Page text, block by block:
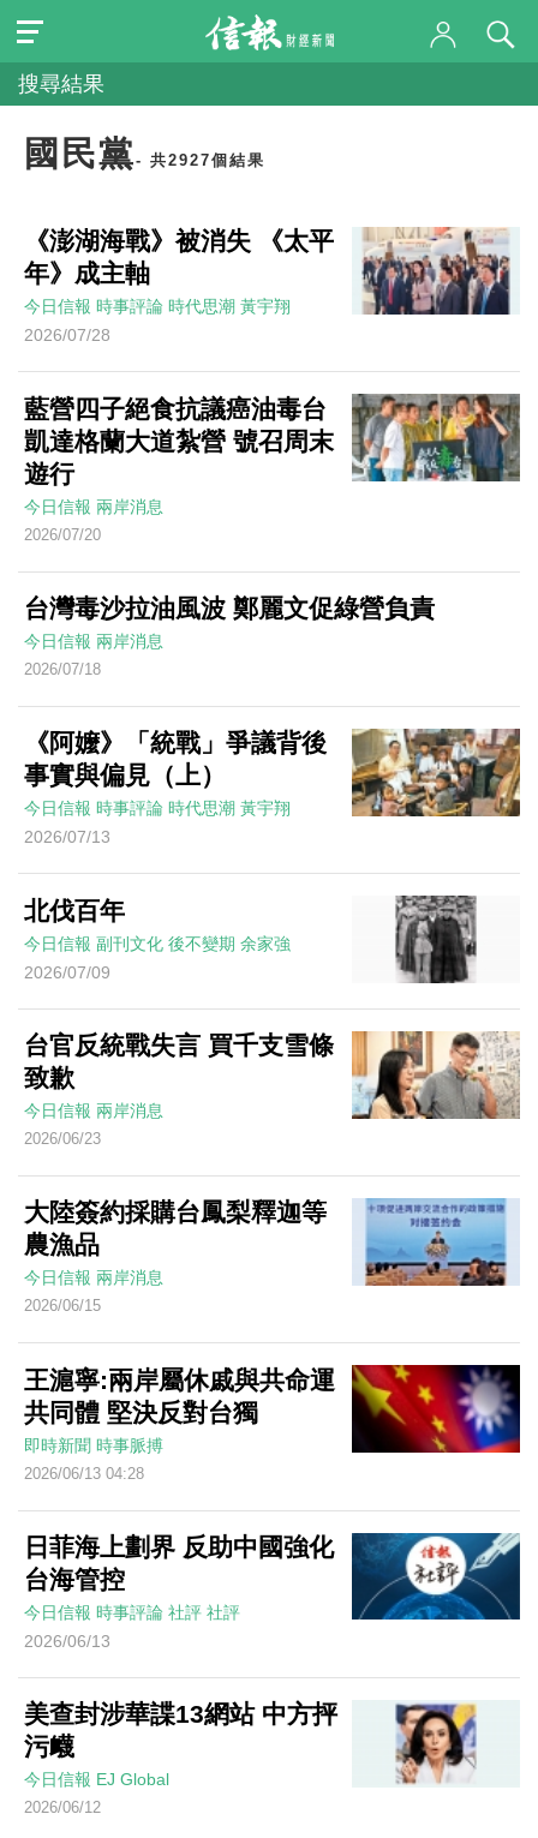
搜尋結果
國民黨- 共2927個結果
《澎湖海戰》被消失 《太平
年》成主軸
今日信報 時事評論 時代思潮 黃宇翔
2026/07/28
藍營四子絕食抗議癌油毒台
凱達格蘭大道紮營 號召周末
遊行
今日信報 兩岸消息
2026/07/20
台灣毒沙拉油風波 鄭麗文促綠營負責
今日信報 兩岸消息
2026/07/18
《阿嬤》「統戰」爭議背後
事實與偏見（上）
今日信報 時事評論 時代思潮 黃宇翔
2026/07/13
北伐百年
今日信報 副刊文化 後不變期 余家強
2026/07/09
台官反統戰失言 買千支雪條
致歉
今日信報 兩岸消息
2026/06/23
大陸簽約採購台鳳梨釋迦等
農漁品
今日信報 兩岸消息
2026/06/15
王滬寧:兩岸屬休戚與共命運
共同體 堅決反對台獨
即時新聞 時事脈搏
2026/06/13 04:28
日菲海上劃界 反助中國強化
台海管控
今日信報 時事評論 社評 社評
2026/06/13
美查封涉華諜13網站 中方抨
污衊
今日信報 EJ Global
2026/06/12